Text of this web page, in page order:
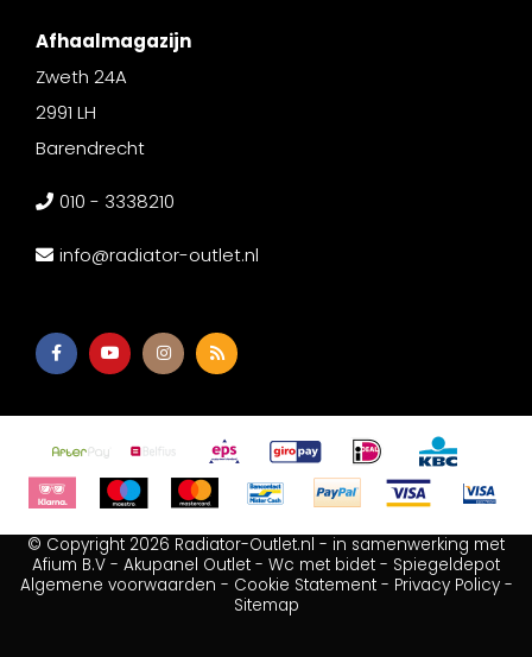
Afhaalmagazijn
Zweth 24A
2991 LH
Barendrecht
010 - 3338210
info@radiator-outlet.nl
© Copyright 2026 Radiator-Outlet.nl - in samenwerking met
Afium B.V - Akupanel Outlet - Wc met bidet - Spiegeldepot
Algemene voorwaarden - Cookie Statement- Privacy Policy-
Sitemap